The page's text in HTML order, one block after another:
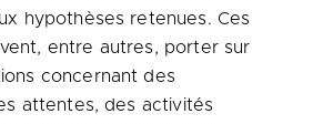
hypothèses retenues. Ces
entre autres, porter sur
concernant des
attentes, des activités